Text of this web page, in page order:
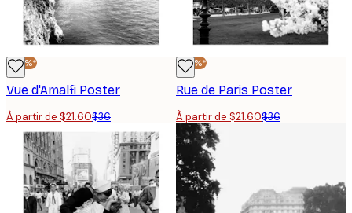
-40%*
Vue d'Amalfi Poster
À partir de $21.60$36
-40%*
Rue de Paris Poster
À partir de $21.60$36